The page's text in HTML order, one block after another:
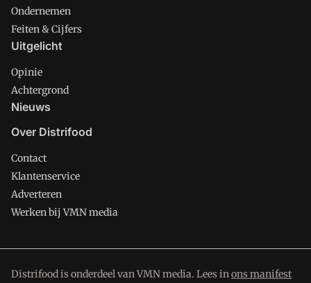
Ondernemen
Feiten & Cijfers
Uitgelicht
Opinie
Achtergrond
Nieuws
Over Distrifood
Contact
Klantenservice
Adverteren
Werken bij VMN media
Distrifood is onderdeel van VMN media. Lees inons manifest